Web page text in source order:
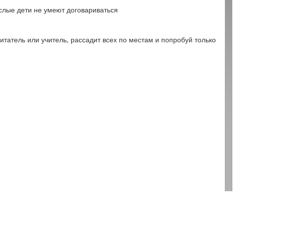
дети не умеют договариваться
или учитель, рассадит всех по местам и попробуй только